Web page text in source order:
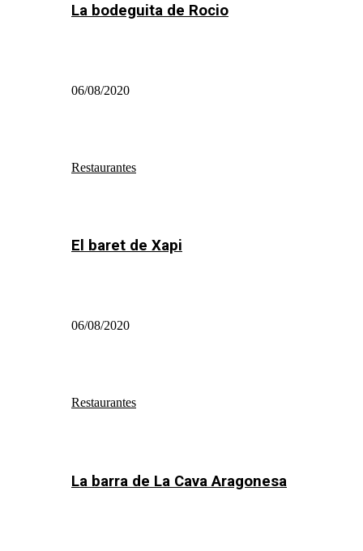
La bodeguita de Rocio
06/08/2020
Restaurantes
El baret de Xapi
06/08/2020
Restaurantes
La barra de La Cava Aragonesa